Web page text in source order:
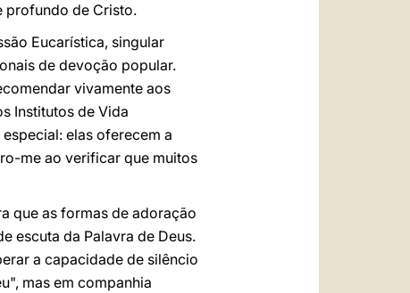
profundo de Cristo.
Eucarística, singular
de devoção popular.
vivamente aos
Institutos de Vida
elas oferecem a
me ao verificar que muitos
que as formas de adoração
escuta da Palavra de Deus.
a capacidade de silêncio
mas em companhia